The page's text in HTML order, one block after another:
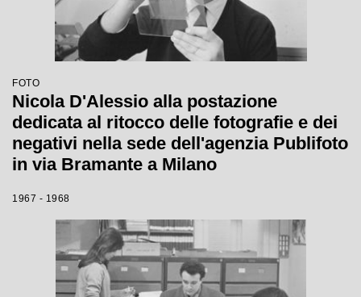
FOTO
Nicola D'Alessio alla postazione
dedicata al ritocco delle fotografie e dei
negativi nella sede dell'agenzia Publifoto
in via Bramante a Milano
1967 - 1968